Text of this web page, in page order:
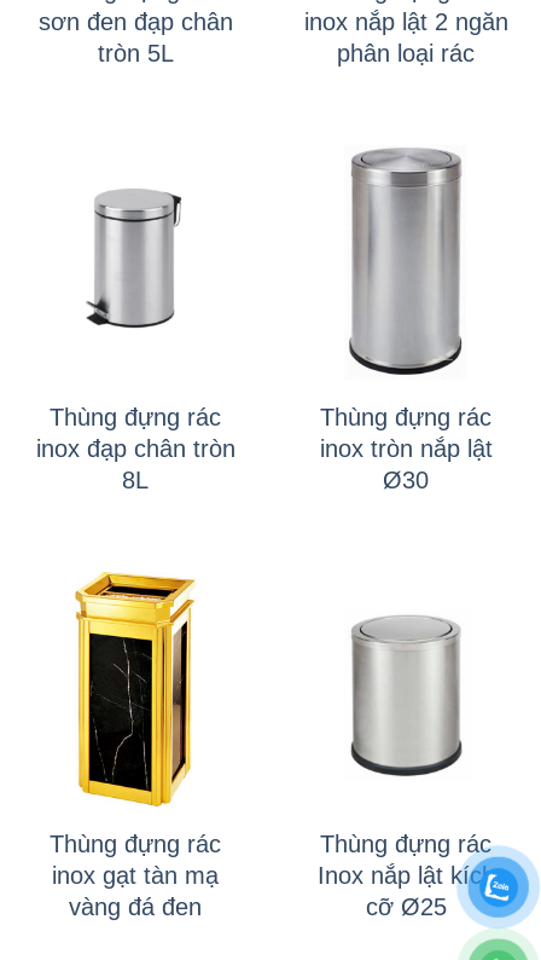
sơn đen đạp chân
tròn 5L
inox nắp lật 2 ngăn
phân loại rác
Thùng đựng rác
inox đạp chân tròn
8L
Thùng đựng rác
inox tròn nắp lật
Ø30
Thùng đựng rác
inox gạt tàn mạ
vàng đá đen
Thùng đựng rác
Inox nắp lật kích
cỡ Ø25